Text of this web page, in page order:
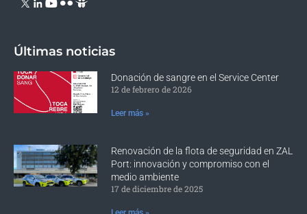
Últimas noticias
Donación de sangre en el Service Center
12 de febrero de 2026
Leer más »
Renovación de la flota de seguridad en ZAL
Port: innovación y compromiso con el
medio ambiente
17 de diciembre de 2025